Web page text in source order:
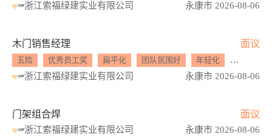
浙江索福绿建实业有限公司 永康市 2026-08-06
木门销售经理 面议
五险 优秀员工奖 扁平化 团队氛围好 年轻化 工作氛围
浙江索福绿建实业有限公司 永康市 2026-08-06
门架组合焊 面议
浙江索福绿建实业有限公司 永康市 2026-08-06